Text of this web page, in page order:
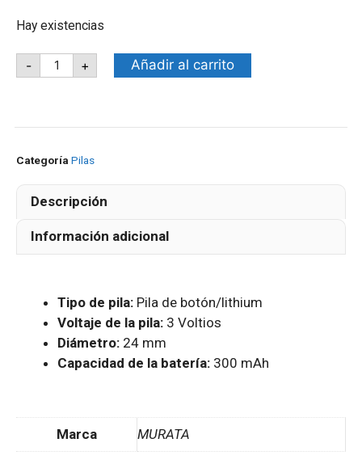
Hay existencias
- + Añadir al carrito
Categoría Pilas
Descripción
Información adicional
Tipo de pila: Pila de botón/lithium
Voltaje de la pila: 3 Voltios
Diámetro: 24 mm
Capacidad de la batería: 300 mAh
Marca MURATA